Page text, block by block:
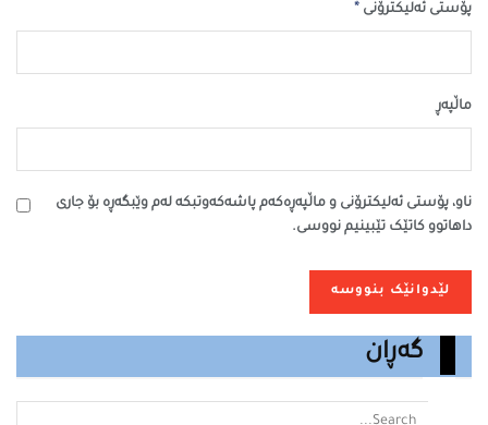
پۆستی ئەلیکترۆنی *
ماڵپه‌ڕ
ناو، پۆستی ئەلیکترۆنی و ماڵپەڕەکەم پاشەکەوتبکە لەم وێبگەڕە بۆ جاری
داهاتوو کاتێک تێبینیم نووسی.
گەڕان